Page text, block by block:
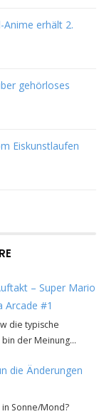
Anime erhält 2.
gehörloses
Eiskunstlaufen
– Super Mario
Arcade #1
die typische
bin der Meinung…
die Änderungen
Sonne/Mond?